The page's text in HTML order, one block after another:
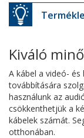
Kiváló
A kábel a videó-
továbbítására
használunk az
csökkenthetjük a
kábelek számát.
otthonában.